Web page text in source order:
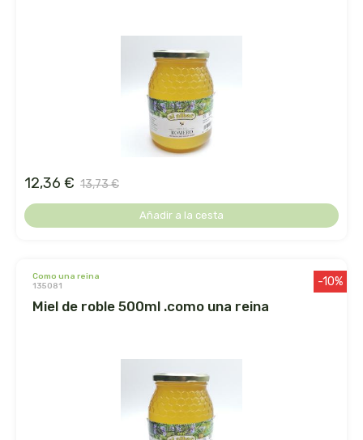
12,36 € 13,73 €
Añadir a la cesta
como una reina
135081
miel de roble 500ml .como una reina
-10%
irisana
jahisil